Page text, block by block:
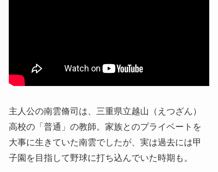
主人公の南雲脩司は、 三重県立越山（えつざん）
高校の「普通」の教師。家族とのプライベートを
大事に生きていた南雲でしたが、実は過去には甲
子園を目指して野球に打ち込んでいた時期も。